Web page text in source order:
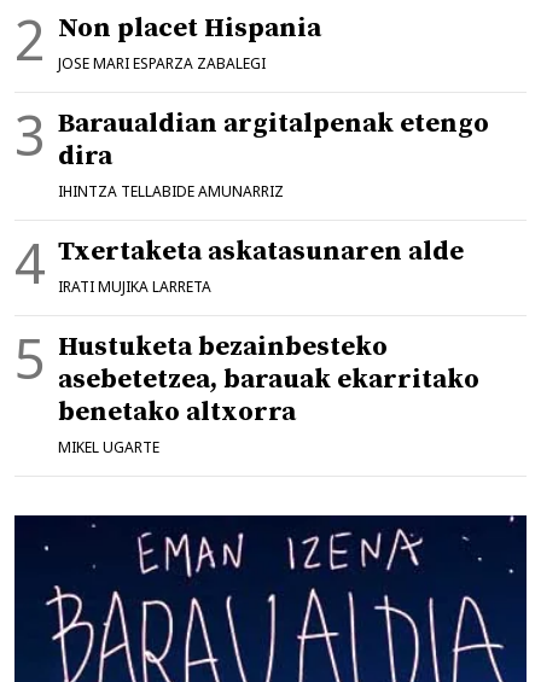
Non placet Hispania
JOSE MARI ESPARZA ZABALEGI
Baraualdian argitalpenak etengo
dira
IHINTZA TELLABIDE AMUNARRIZ
Txertaketa askatasunaren alde
IRATI MUJIKA LARRETA
Hustuketa bezainbesteko
asebetetzea, barauak ekarritako
benetako altxorra
MIKEL UGARTE